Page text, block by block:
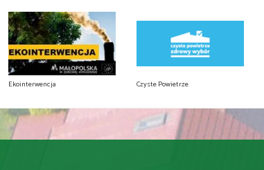
Ekointerwencja Czyste Powietrze